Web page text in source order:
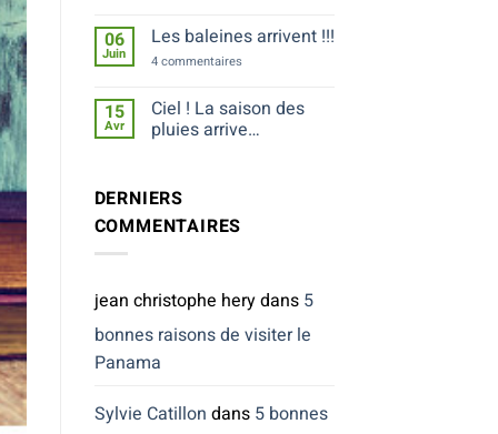
sur
–
terre
inconnue…
06
Juin
Les baleines arrivent !!!
4 commentairessur
arrivent
!!!
15
Avr
Ciel ! La saison des
pluies arrive…
Ciel
!
La
DERNIERS
COMMENTAIRES
jean christophe herydans 5
bonnes raisons de visiter le
Panama
Sylvie Catillon dans 5 bonnes